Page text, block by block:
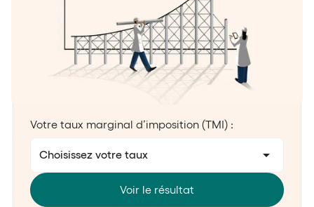
Votre taux marginal d’imposition (TMI) :
Choisissez votre taux